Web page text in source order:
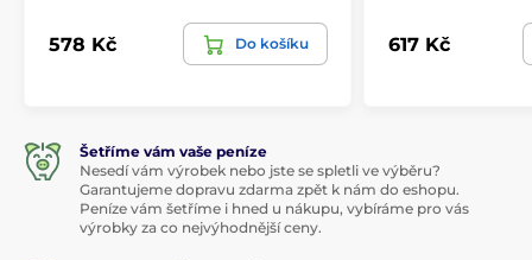
578 Kč Do košíku 617 Kč
Šetříme vám vaše peníze
Nesedí vám výrobek nebo jste se spletli ve výběru?
Garantujeme dopravu zdarma zpět k nám do eshopu.
Peníze vám šetříme i hned u nákupu, vybíráme pro vás
výrobky za co nejvýhodnější ceny.